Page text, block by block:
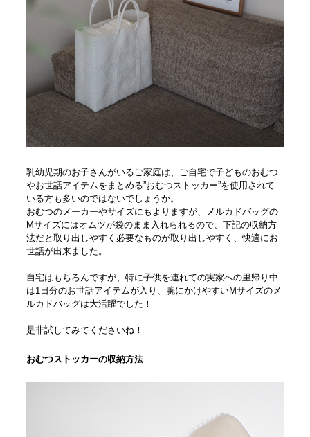
乳幼児期のお子さんがいるご家庭は、ご自宅で子どものおむつ
やお世話アイテムをまとめる”おむつストッカー”を使用されて
いる方も多いのではないでしょうか。
おむつのメーカーやサイズにもよりますが、メルカドバッグの
Mサイズにはオムツが袋のまま入れられるので、下記の収納方
法だと取り出しやすく必要なものが取り出しやすく、快適にお
世話が出来ました。
自宅はもちろんですが、特に子供を連れての実家への里帰り中
は1日分のお世話アイテムが入り、腕にかけやすいMサイズのメ
ルカドバッグは大活躍でした！
是非試してみてくださいね！
おむつストッカーの収納方法